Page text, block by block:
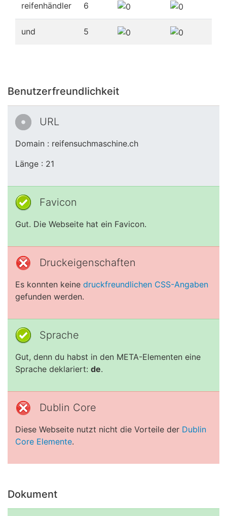
reifenhändler 6
und 5
Benutzerfreundlichkeit
URL
Domain : reifensuchmaschine.ch
Länge : 21
Favicon
Gut. Die Webseite hat ein Favicon.
Druckeigenschaften
Es konnten keine druckfreundlichen CSS-Angaben
gefunden werden.
Sprache
Gut, denn du habst in den META-Elementen eine
Sprache deklariert: de.
Dublin Core
Diese Webseite nutzt nicht die Vorteile der Dublin
Core Elemente.
Dokument